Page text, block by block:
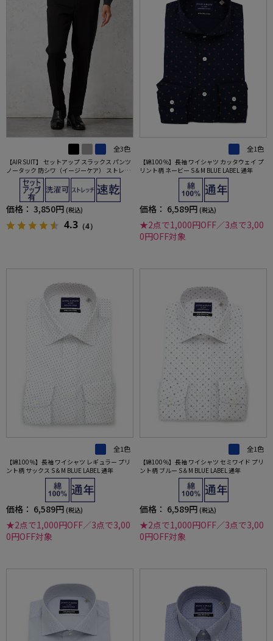
全3色
【AIR SUIT】 セットアップ スラックス パンツ
ノータック 防シワ（イージーケア） ストレッ
チ 通年 吸水速乾 UVカット
価格： 3,850円 (税込)
4.3 （4）
全1色
【綿100％】長袖 ワイシャツ カッタウェイ プ
リント柄 ネービー S＆M BLUE LABEL 通年
価格： 6,589円 (税込)
★2点で1,000円OFF／3点で3,00
0円OFF対象
全1色
【綿100％】長袖 ワイシャツ レギュラー プリ
ント柄 サックス S＆M BLUE LABEL 通年
価格： 6,589円 (税込)
★2点で1,000円OFF／3点で3,00
0円OFF対象
全1色
【綿100％】長袖 ワイシャツ セミワイド プリ
ント柄 ブルー S＆M BLUE LABEL 通年
価格： 6,589円 (税込)
★2点で1,000円OFF／3点で3,00
0円OFF対象